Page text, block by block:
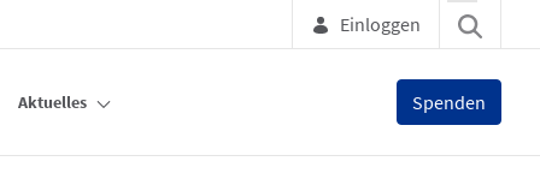
Einloggen
Aktuelles Spenden